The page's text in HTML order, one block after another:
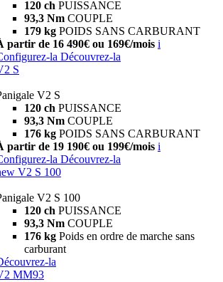
120 ch PUISSANCE
93,3 Nm COUPLE
179 kg POIDS SANS CARBURANT
partir de 16 490€ ou 169€/mois i
la Découvrez-la
S
V2 S
120 ch PUISSANCE
93,3 Nm COUPLE
176 kg POIDS SANS CARBURANT
partir de 19 190€ ou 199€/mois i
la Découvrez-la
V2 S 100
V2 S 100
120 ch PUISSANCE
93,3 Nm COUPLE
176 kg Poids en ordre de marche sans
carburant
la
MM93